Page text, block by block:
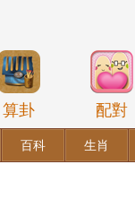
算卦 配對
百科 生肖